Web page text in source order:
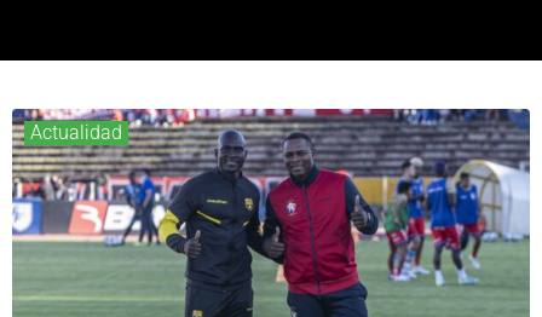
Actualidad